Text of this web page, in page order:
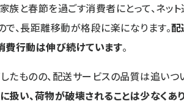
族と春節を過ごす消費者にとって、ネッ
で、長距離移動が格段に楽になります。配
費行動は伸び続けています。
たものの、配送サービスの品質は追いつ
扱い、荷物が破壊されることは少なくあ